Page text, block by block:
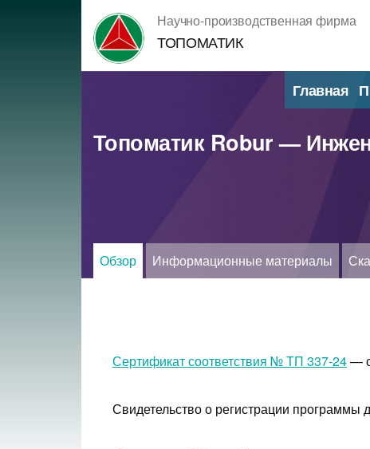
Перейти
содержимому
Научно-производственная фирма
ТОПОМАТИК
Главная
Топоматик Robur —
Обзор Информационные материалы
Сертификат соответствия № ТП 337-24—
Свидетельство о регистрации